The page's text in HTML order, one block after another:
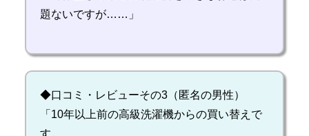
題ないですが……」
◆口コミ・レビューその3（匿名の男性）
「10年以上前の高級洗濯機からの買い替えで
す。